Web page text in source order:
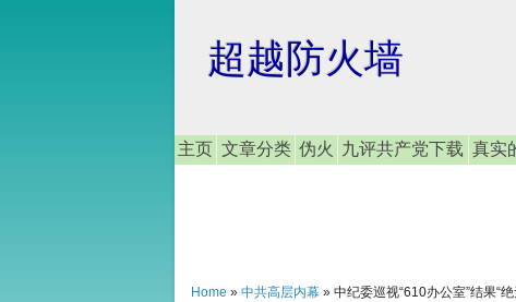
超越防火墙
主页 文章分类 伪火 九评共产党下载 真实
Home » 中共高层内幕 » 中纪委巡视“610办公室”结果“